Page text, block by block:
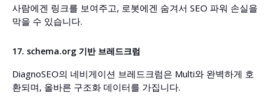
사람에겐 링크를 보여주고, 로봇에겐 숨겨서 SEO 파워 손실을
막을 수 있습니다.
17. schema.org 기반 브레드크럼
DiagnoSEO의 네비게이션 브레드크럼은 Multi와 완벽하게 호
환되며, 올바른 구조화 데이터를 가집니다.